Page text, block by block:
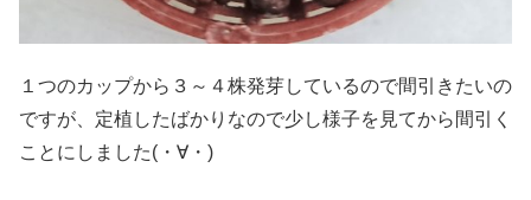
１つのカップから３～４株発芽しているので間引きたいの
ですが、定植したばかりなので少し様子を見てから間引く
ことにしました(・∀・)